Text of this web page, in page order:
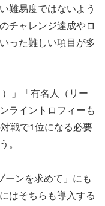
難易度ではないよう
チャレンジ達成やロ
った難しい項目が多
」「有名人（リー
ライントロフィーも
戦で1位になる必要
。
ーンを求めて」にも
はそちらも導入する